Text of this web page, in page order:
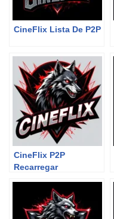
CineFlix Lista De P2P
CineFlix P2P
Recarregar